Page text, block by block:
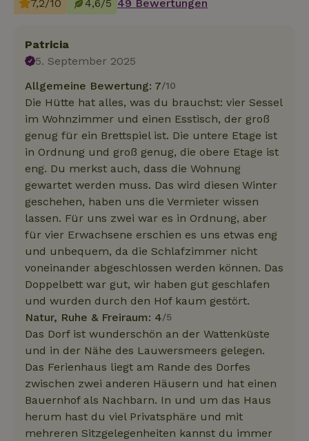
7,2/10 4,6/5 49 Bewertungen
Patricia
5. September 2025
Allgemeine Bewertung: 7/10
Die Hütte hat alles, was du brauchst: vier Sessel
im Wohnzimmer und einen Esstisch, der groß
genug für ein Brettspiel ist. Die untere Etage ist
in Ordnung und groß genug, die obere Etage ist
eng. Du merkst auch, dass die Wohnung
gewartet werden muss. Das wird diesen Winter
geschehen, haben uns die Vermieter wissen
lassen. Für uns zwei war es in Ordnung, aber
für vier Erwachsene erschien es uns etwas eng
und unbequem, da die Schlafzimmer nicht
voneinander abgeschlossen werden können. Das
Doppelbett war gut, wir haben gut geschlafen
und wurden durch den Hof kaum gestört.
Natur, Ruhe & Freiraum: 4/5
Das Dorf ist wunderschön an der Wattenküste
und in der Nähe des Lauwersmeers gelegen.
Das Ferienhaus liegt am Rande des Dorfes
zwischen zwei anderen Häusern und hat einen
Bauernhof als Nachbarn. In und um das Haus
herum hast du viel Privatsphäre und mit
mehreren Sitzgelegenheiten kannst du immer